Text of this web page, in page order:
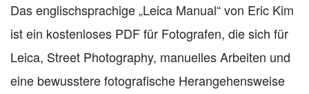
Das englischsprachige „Leica Manual“ von Eric Kim
ist ein kostenloses PDF für Fotografen, die sich für
Leica, Street Photography, manuelles Arbeiten und
eine bewusstere fotografische Herangehensweise